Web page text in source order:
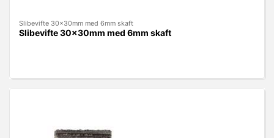
Slibevifte 30x30mm med 6mm skaft
Slibevifte 30x30mm med 6mm skaft